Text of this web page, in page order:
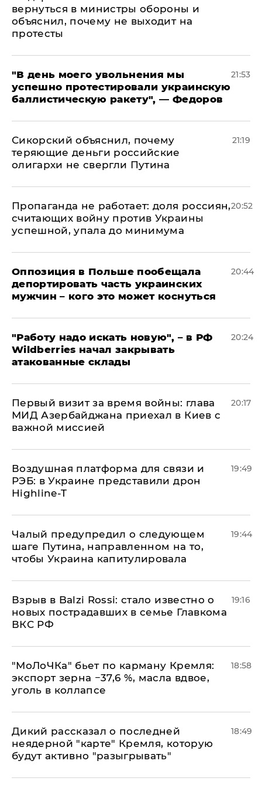
вернуться в министры обороны и
объяснил, почему не выходит на
протесты
​"В день моего увольнения мы
успешно протестировали украинскую
баллистическую ракету", — Федоров
21:53
Сикорский объяснил, почему
теряющие деньги российские
олигархи не свергли Путина
21:19
​Пропаганда не работает: доля россиян,
считающих войну против Украины
успешной, упала до минимума
20:52
Оппозиция в Польше пообещала
депортировать часть украинских
мужчин – кого это может коснуться
20:44
"Работу надо искать новую", – в РФ
Wildberries начал закрывать
атакованные склады
20:24
Первый визит за время войны: глава
МИД Азербайджана приехал в Киев с
важной миссией
20:17
Воздушная платформа для связи и
РЭБ: в Украине представили дрон
Highline-T
19:49
Чалый предупредил о следующем
шаге Путина, направленном на то,
чтобы Украина капитулировала
19:44
Взрыв в Balzi Rossi: стало известно о
новых пострадавших в семье Главкома
ВКС РФ
19:16
​"МоЛоЧКа" бьет по карману Кремля:
экспорт зерна −37,6 %, масла вдвое,
уголь в коллапсе
18:58
Дикий рассказал о последней
неядерной "карте" Кремля, которую
будут активно "разыгрывать"
18:49